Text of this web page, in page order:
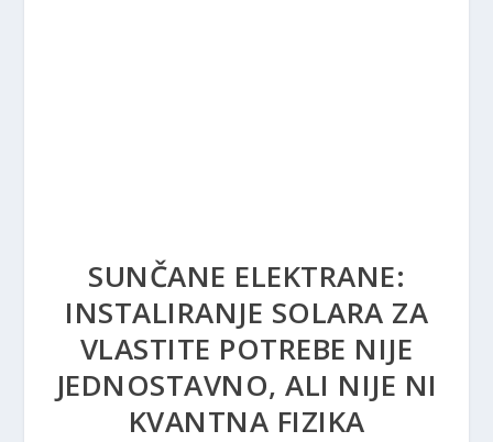
SUNČANE ELEKTRANE:
INSTALIRANJE SOLARA ZA
VLASTITE POTREBE NIJE
JEDNOSTAVNO, ALI NIJE NI
KVANTNA FIZIKA